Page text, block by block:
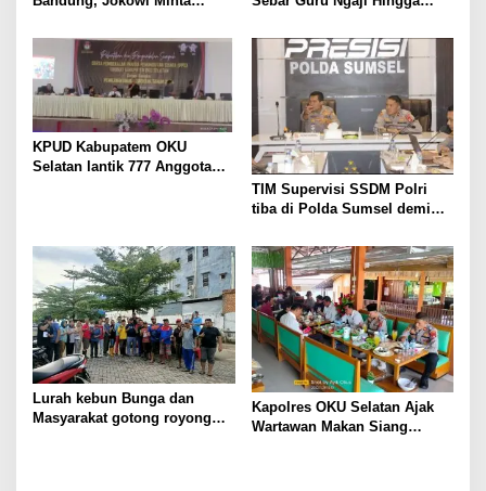
KPUD Kabupatem OKU
Selatan lantik 777 Anggota
TIM Supervisi SSDM Polri
tiba di Polda Sumsel demi
pelaksanaan promosi jabatan
terbuka di Polda Sumsel
Lurah kebun Bunga dan
Masyarakat gotong royong
Kapolres OKU Selatan Ajak
Wartawan Makan Siang